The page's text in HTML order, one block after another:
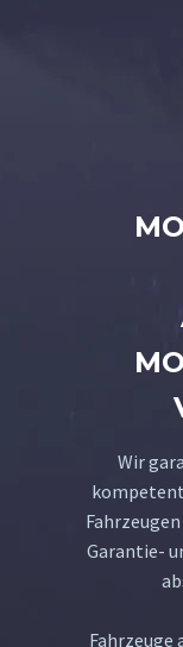
Wir
Garantie-
Fahrzeuge